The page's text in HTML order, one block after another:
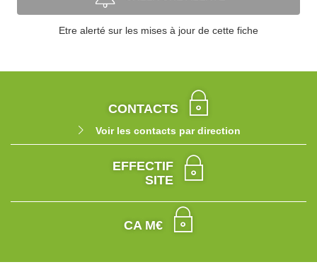
Etre alerté sur les mises à jour de cette fiche
CONTACTS
Voir les contacts par direction
EFFECTIF
SITE
CA M€